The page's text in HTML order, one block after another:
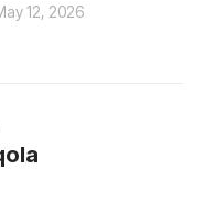
12, 2026